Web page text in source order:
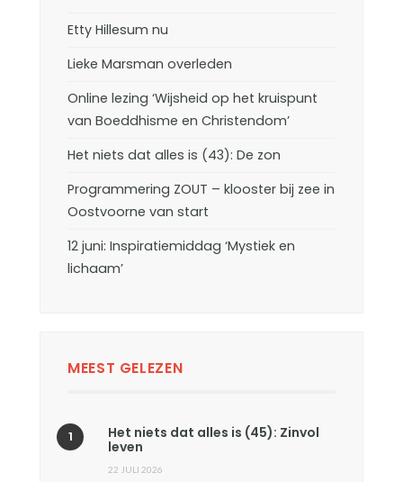
Etty Hillesum nu
Lieke Marsman overleden
Online lezing ‘Wijsheid op het kruispunt
van Boeddhisme en Christendom’
Het niets dat alles is (43): De zon
Programmering ZOUT – klooster bij zee in
Oostvoorne van start
12 juni: Inspiratiemiddag ‘Mystiek en
lichaam’
MEEST GELEZEN
Het niets dat alles is (45): Zinvol
leven
22 JULI 2026